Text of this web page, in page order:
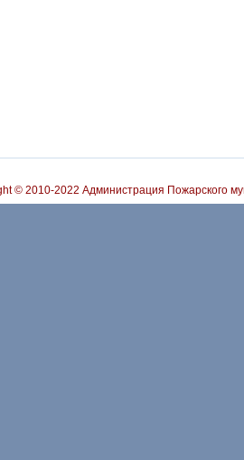
© 2010-2022 Администрация Пожарского